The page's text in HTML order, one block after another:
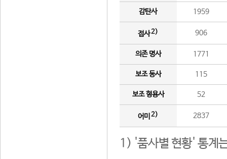
감탄사 1959
접사2) 906
의존 명사 1771
보조 동사 115
보조 형용사 52
어미 2) 2837
1) '품사별 현황' 통계